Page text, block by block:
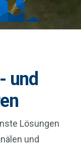
und
Lösungen
und